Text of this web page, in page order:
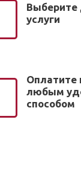
Выберите
услуги
Оплатите
любым
способом